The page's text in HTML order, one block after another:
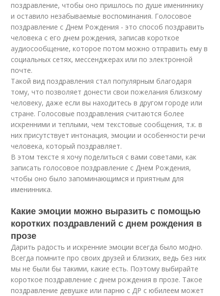
поздравление, чтобы оно пришлось по душе имениннику
и оставило незабываемые воспоминания. Голосовое
поздравление с Днем Рождения - это способ поздравить
человека с его днем рождения, записав короткое
аудиосообщение, которое потом можно отправить ему в
социальных сетях, мессенджерах или по электронной
почте.
Такой вид поздравления стал популярным благодаря
тому, что позволяет донести свои пожелания близкому
человеку, даже если вы находитесь в другом городе или
стране. Голосовые поздравления считаются более
искренними и теплыми, чем текстовые сообщения, т.к. в
них присутствует интонация, эмоции и особенности речи
человека, который поздравляет.
В этом тексте я хочу поделиться с вами советами, как
записать голосовое поздравление с Днем Рождения,
чтобы оно было запоминающимся и приятным для
именинника.
Какие эмоции можно выразить с помощью
коротких поздравлений с днем рождения в
прозе
Дарить радость и искренние эмоции всегда было модно.
Всегда помните про своих друзей и близких, ведь без них
мы не были бы такими, какие есть. Поэтому выбирайте
короткое поздравление с днем рождения в прозе. Такое
поздравление девушке или парню с ДР с юбилеем может